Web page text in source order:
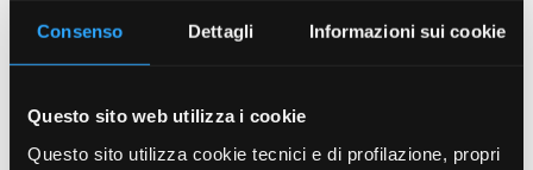
Consenso Dettagli Informazioni sui cookie
Questo sito web utilizza i cookie
Questo sito utilizza cookie tecnici e di profilazione, propri
POLI + E DRITTO
STANDARD STANDARD IEC